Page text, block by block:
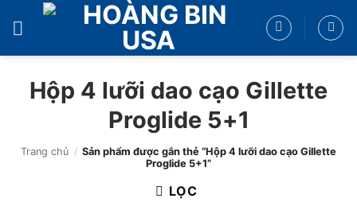
Hộp 4 lưỡi dao cạo Gillette
Proglide 5+1
Trang chủ / Sản phẩm được gắn thẻ “Hộp 4 lưỡi dao cạo Gillette
Proglide 5+1”
LỌC